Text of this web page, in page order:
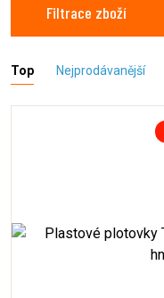
Filtrace zboží
Top Nejprodávanější